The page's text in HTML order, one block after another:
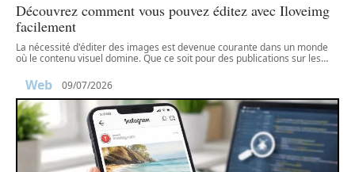
Découvrez comment vous pouvez éditez avec Iloveimg
facilement
La nécessité d'éditer des images est devenue courante dans un monde
où le contenu visuel domine. Que ce soit pour des publications sur les…
Web 09/07/2026